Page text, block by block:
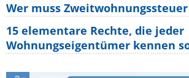
Wer muss
15 elementare Rechte, die jeder
Wohnungseigentümer kennen